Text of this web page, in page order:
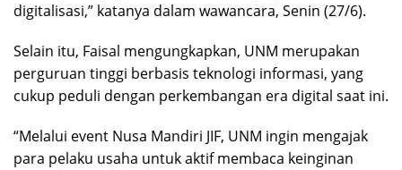
digitalisasi,” katanya dalam wawancara, Senin (27/6).
Selain itu, Faisal mengungkapkan, UNM merupakan
perguruan tinggi berbasis teknologi informasi, yang
cukup peduli dengan perkembangan era digital saat ini.
“Melalui event Nusa Mandiri JIF, UNM ingin mengajak
para pelaku usaha untuk aktif membaca keinginan